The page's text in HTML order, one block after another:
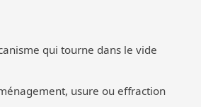
qui tourne dans le vide
usure ou effraction